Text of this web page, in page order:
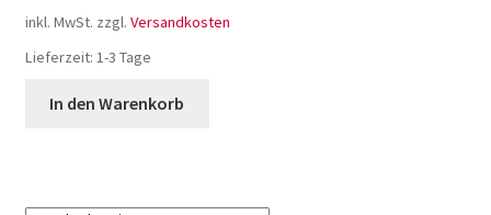
inkl. MwSt. zzgl. Versandkosten
Lieferzeit: 1-3 Tage
In den Warenkorb